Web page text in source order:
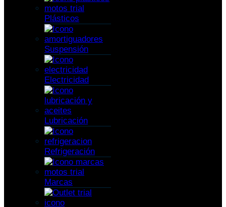
Plásticos
Suspensión
Electricidad
Lubricación
Refrigeración
Marcas